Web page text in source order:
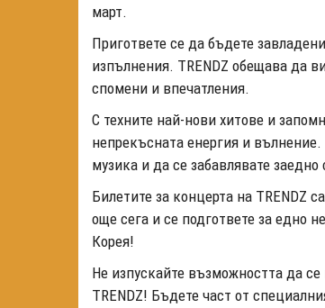
март.
Пригответе се да бъдете
изпълнения. TRENDZ обещава да
спомени и впечатления.
С техните най-нови хитове и
непрекъсната енергия и
музика и да се забавлявате
Билетите за концерта на TRENDZ
още сега и се подгответе за едно
Корея!
Не изпускайте възможността да
TRENDZ! Бъдете част от